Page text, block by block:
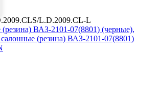
L.D.2009.CL-L
ВАЗ-2101-07(8801) (черные),
(резина) ВАЗ-2101-07(8801)